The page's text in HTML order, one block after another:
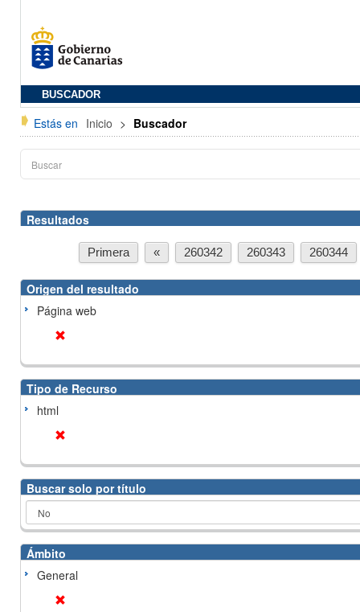
BUSCADOR
Estás en Inicio > Buscador
Resultados
Primera « 260342 260343 260344
Origen del resultado
Página web
Tipo de Recurso
html
Buscar solo por título
Ámbito
General